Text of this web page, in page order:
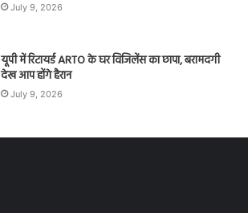
July 9, 2026
यूपी में रिटायर्ड ARTO के घर विजिलेंस का छापा, बरामदगी
देख आप होंगे हैरान
July 9, 2026